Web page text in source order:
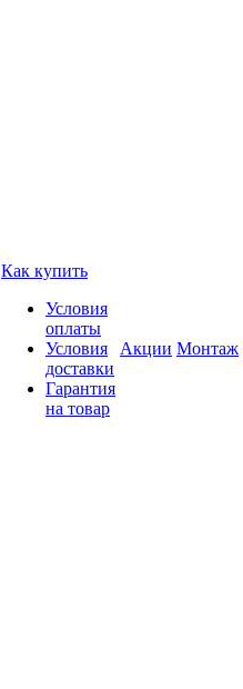
Как купить
Условия
оплаты
Условия
доставки
Гарантия
на товар
Акции Монтаж